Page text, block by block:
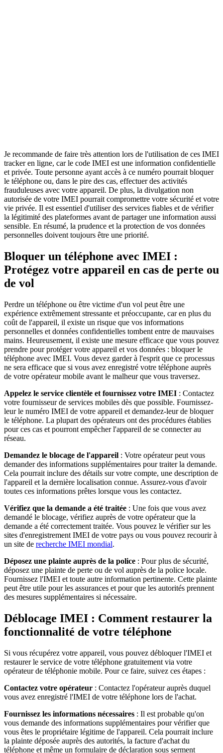
Je recommande de faire très attention lors de l'utilisation de ces IMEI
tracker en ligne, car le code IMEI est une information confidentielle
et privée. Toute personne ayant accès à ce numéro pourrait bloquer
le téléphone ou, dans le pire des cas, effectuer des activités
frauduleuses avec votre appareil. De plus, la divulgation non
autorisée de votre IMEI pourrait compromettre votre sécurité et votre
vie privée. Il est essentiel d'utiliser des services fiables et de vérifier
la légitimité des plateformes avant de partager une information aussi
sensible. En résumé, la prudence et la protection de vos données
personnelles doivent toujours être une priorité.
Bloquer un téléphone avec IMEI :
Protégez votre appareil en cas de perte ou
de vol
Perdre un téléphone ou être victime d'un vol peut être une
expérience extrêmement stressante et préoccupante, car en plus du
coût de l'appareil, il existe un risque que vos informations
personnelles et données confidentielles tombent entre de mauvaises
mains. Heureusement, il existe une mesure efficace que vous pouvez
prendre pour protéger votre appareil et vos données : bloquer le
téléphone avec IMEI. Vous devez garder à l'esprit que ce processus
ne sera efficace que si vous avez enregistré votre téléphone auprès
de votre opérateur mobile avant le malheur que vous traversez.
Appelez le service clientèle et fournissez votre IMEI : Contactez
votre fournisseur de services mobiles dès que possible. Fournissez-
leur le numéro IMEI de votre appareil et demandez-leur de bloquer
le téléphone. La plupart des opérateurs ont des procédures établies
pour ces cas et pourront empêcher l'appareil de se connecter au
réseau.
Demandez le blocage de l'appareil : Votre opérateur peut vous
demander des informations supplémentaires pour traiter la demande.
Cela pourrait inclure des détails sur votre compte, une description de
l'appareil et la dernière localisation connue. Assurez-vous d'avoir
toutes ces informations prêtes lorsque vous les contactez.
Vérifiez que la demande a été traitée : Une fois que vous avez
demandé le blocage, vérifiez auprès de votre opérateur que la
demande a été correctement traitée. Vous pouvez le vérifier sur les
sites d'enregistrement IMEI de votre pays ou vous pouvez recourir à
un site de recherche IMEI mondial.
Déposez une plainte auprès de la police : Pour plus de sécurité,
déposez une plainte de perte ou de vol auprès de la police locale.
Fournissez l'IMEI et toute autre information pertinente. Cette plainte
peut être utile pour les assurances et pour que les autorités prennent
des mesures supplémentaires si nécessaire.
Déblocage IMEI : Comment restaurer la
fonctionnalité de votre téléphone
Si vous récupérez votre appareil, vous pouvez débloquer l'IMEI et
restaurer le service de votre téléphone gratuitement via votre
opérateur de téléphonie mobile. Pour ce faire, suivez ces étapes :
Contactez votre opérateur : Contactez l'opérateur auprès duquel
vous avez enregistré l'IMEI de votre téléphone lors de l'achat.
Fournissez les informations nécessaires : Il est probable qu'on
vous demande des informations supplémentaires pour vérifier que
vous êtes le propriétaire légitime de l'appareil. Cela pourrait inclure
la plainte déposée auprès des autorités, la facture d'achat du
téléphone et même un formulaire de déclaration sous serment